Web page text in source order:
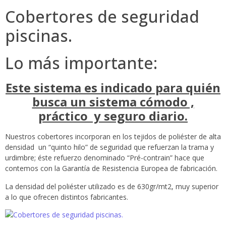
Cobertores de seguridad
piscinas.
Lo más importante:
Este sistema es indicado para quién
busca un sistema cómodo ,
práctico y seguro diario.
Nuestros cobertores incorporan en los tejidos de poliéster de alta
densidad un “quinto hilo” de seguridad que refuerzan la trama y
urdimbre; éste refuerzo denominado “Pré-contrain” hace que
contemos con la Garantía de Resistencia Europea de fabricación.
La densidad del poliéster utilizado es de 630gr/mt2, muy superior
a lo que ofrecen distintos fabricantes.